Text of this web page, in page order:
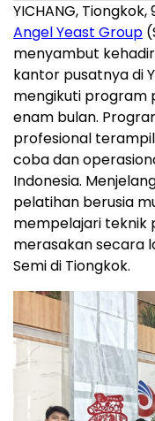
YICHANG,
Angel Yeast Group
menyambut
kantor pusatnya di
mengikuti program
enam bulan.
profesional
coba dan
Indonesia.
pelatihan berusia
mempelajari teknik
merasakan secara
Semi di Tiongkok.